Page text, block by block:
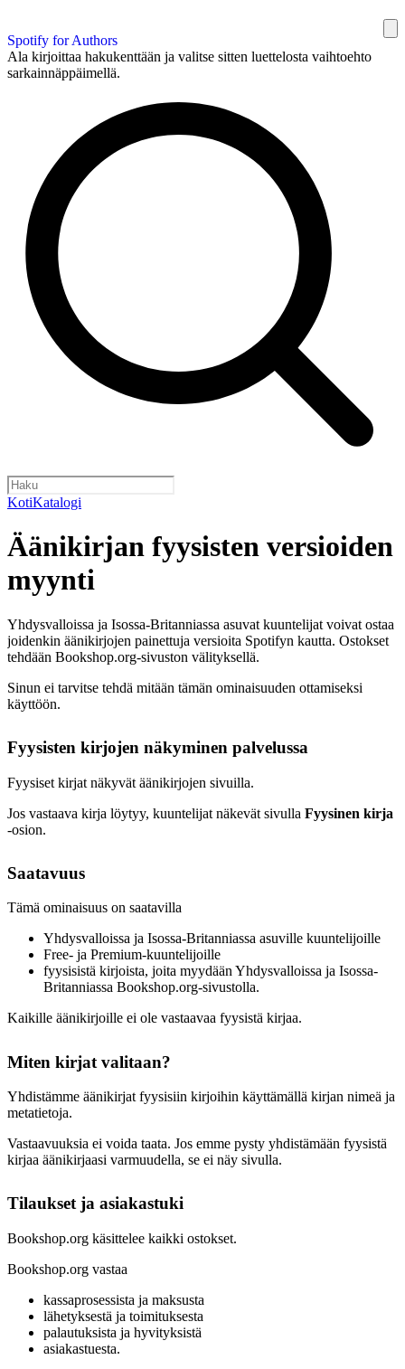
Spotify for Authors
Ala kirjoittaa hakukenttään ja valitse sitten luettelosta vaihtoehto
sarkainnäppäimellä.
KotiKatalogi
Äänikirjan fyysisten versioiden
myynti
Yhdysvalloissa ja Isossa-Britanniassa asuvat kuuntelijat voivat ostaa
joidenkin äänikirjojen painettuja versioita Spotifyn kautta. Ostokset
tehdään Bookshop.org-sivuston välityksellä.
Sinun ei tarvitse tehdä mitään tämän ominaisuuden ottamiseksi
käyttöön.
Fyysisten kirjojen näkyminen palvelussa
Fyysiset kirjat näkyvät äänikirjojen sivuilla.
Jos vastaava kirja löytyy, kuuntelijat näkevät sivulla Fyysinen kirja
‑osion.
Saatavuus
Tämä ominaisuus on saatavilla
Yhdysvalloissa ja Isossa-Britanniassa asuville kuuntelijoille
Free- ja Premium-kuuntelijoille
fyysisistä kirjoista, joita myydään Yhdysvalloissa ja Isossa-
Britanniassa Bookshop.org-sivustolla.
Kaikille äänikirjoille ei ole vastaavaa fyysistä kirjaa.
Miten kirjat valitaan?
Yhdistämme äänikirjat fyysisiin kirjoihin käyttämällä kirjan nimeä ja
metatietoja.
Vastaavuuksia ei voida taata. Jos emme pysty yhdistämään fyysistä
kirjaa äänikirjaasi varmuudella, se ei näy sivulla.
Tilaukset ja asiakastuki
Bookshop.org käsittelee kaikki ostokset.
Bookshop.org vastaa
kassaprosessista ja maksusta
lähetyksestä ja toimituksesta
palautuksista ja hyvityksistä
asiakastuesta.